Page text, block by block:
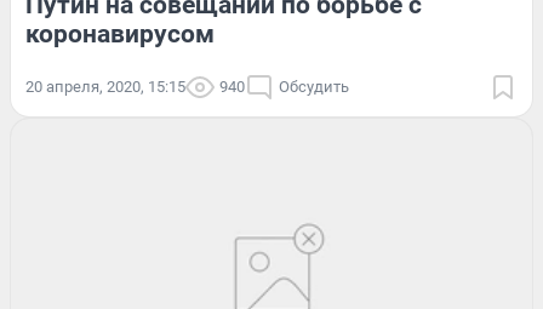
коронавирусом
20 апреля, 2020, 15:15 940 Обсудить